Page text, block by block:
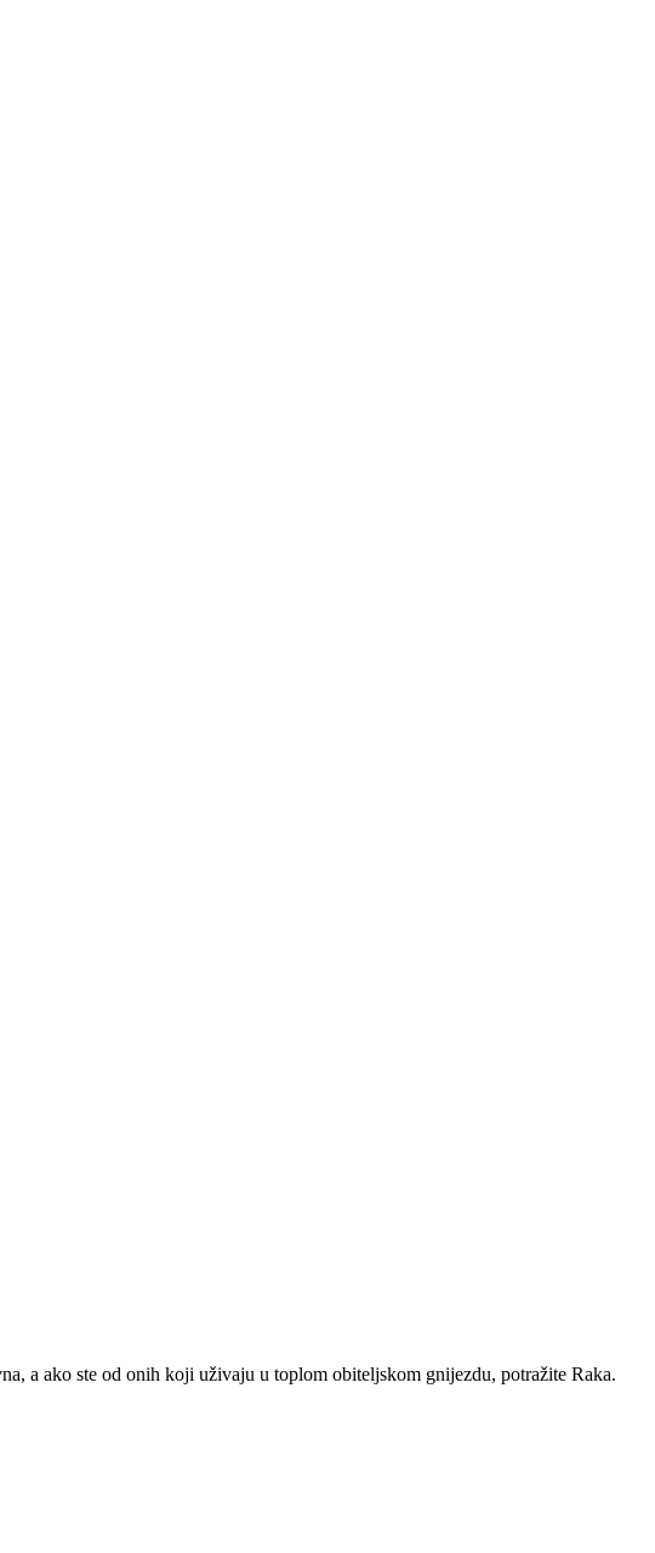
a ako ste od onih koji uživaju u toplom obiteljskom gnijezdu, potražite Raka.